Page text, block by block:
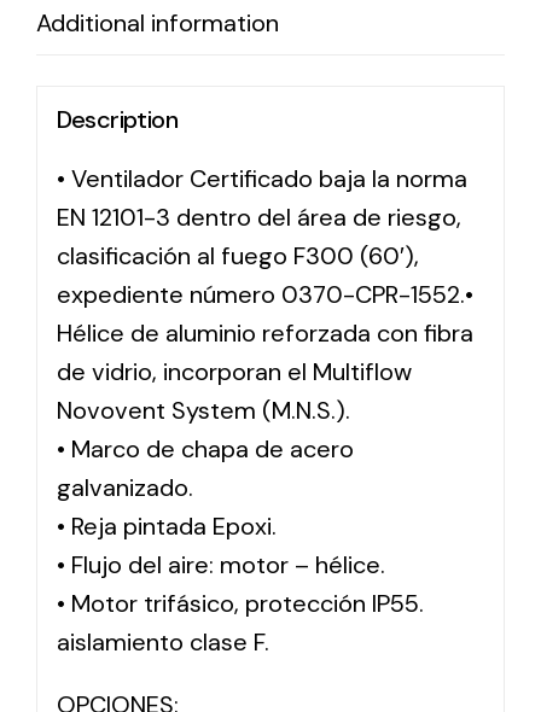
Additional information
Description
• Ventilador Certificado baja la norma
EN 12101-3 dentro del área de riesgo,
clasificación al fuego F300 (60′),
expediente número 0370-CPR-1552.•
Hélice de aluminio reforzada con fibra
de vidrio, incorporan el Multiflow
Novovent System (M.N.S.).
• Marco de chapa de acero
galvanizado.
• Reja pintada Epoxi.
• Flujo del aire: motor – hélice.
• Motor trifásico, protección IP55.
aislamiento clase F.
OPCIONES: